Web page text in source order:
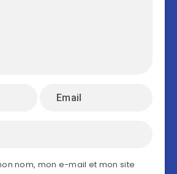
nom, mon e-mail et mon site